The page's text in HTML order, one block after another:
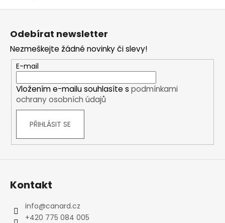
Z
Odebírat newsletter
Nezmeškejte žádné novinky či slevy!
E-mail
Vložením e-mailu souhlasíte s podmínkami
ochrany osobních údajů
PŘIHLÁSIT SE
Kontakt
info@canard.cz
+420 775 084 005